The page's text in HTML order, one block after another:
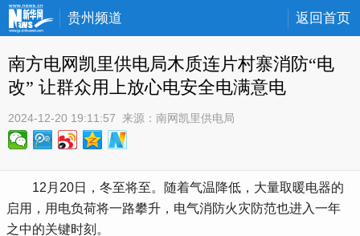
贵州频道 返回首页
南方电网凯里供电局木质连片村寨消防“电
改” 让群众用上放心电安全电满意电
2024-12-20 19:11:57 来源： 南网凯里供电局
12月 20日，冬至将至。 随着气温降低， 大量取暖电器的
启用，用电负荷将一路攀升，电气消防火灾防范也进入一年
之中的关键时刻。